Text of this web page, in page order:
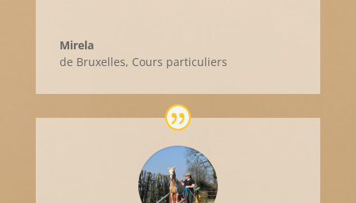
Mirela
de Bruxelles, Cours particuliers